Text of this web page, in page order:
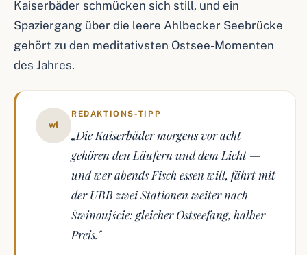
Kaiserbäder schmücken sich still, und ein
Spaziergang über die leere Ahlbecker Seebrücke
gehört zu den meditativsten Ostsee-Momenten
des Jahres.
wl
REDAKTIONS-TIPP
„Die Kaiserbäder morgens vor acht
gehören den Läufern und dem Licht —
und wer abends Fisch essen will, fährt mit
der UBB zwei Stationen weiter nach
Świnoujście: gleicher Ostseefang, halber
Preis."